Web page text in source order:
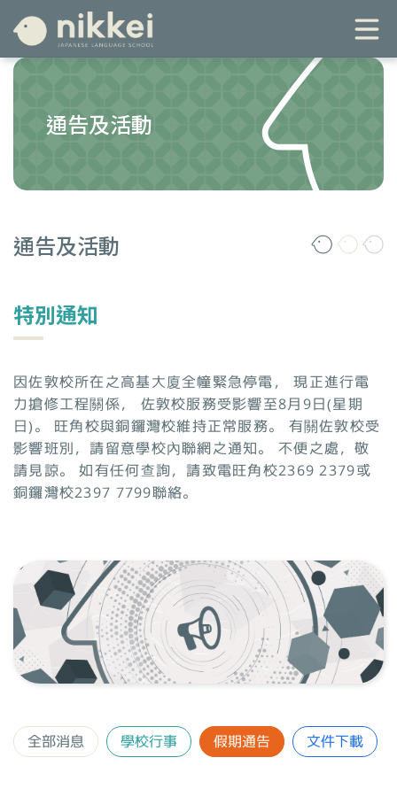
通告及活動
通告及活動
特別通知
因佐敦校所在之高基大廈全幢緊急停電， 現正進行電
力搶修工程關係， 佐敦校服務受影響至8月9日(星期
日)。 旺角校與銅鑼灣校維持正常服務。 有關佐敦校受
影響班別，請留意學校內聯網之通知。 不便之處，敬
請見諒。 如有任何查詢，請致電旺角校2369 2379或
銅鑼灣校2397 7799聯絡。
全部消息 學校行事 假期通告 文件下載